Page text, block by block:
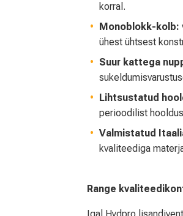
korral.
Monoblokk-kolb:
ühest ühtsest
Suur kattega
Lihtsustatud
perioodilist
Valmistatud
kvaliteediga
Range